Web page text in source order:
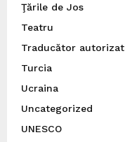
Ţările de Jos
Teatru
Traducător autorizat
Turcia
Ucraina
Uncategorized
UNESCO